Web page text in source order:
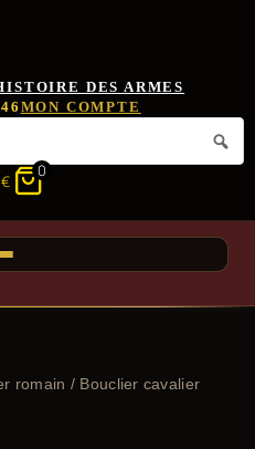
DES ARMES
MON COMPTE
€
0
romain / Bouclier cavalier